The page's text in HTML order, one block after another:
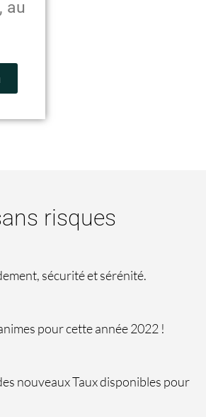
au
risques
sécurité et sérénité.
pour cette année 2022 !
nouveaux Taux disponibles pour